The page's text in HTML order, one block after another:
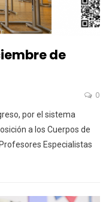
de
0
por el sistema
a los Cuerpos de
Especialistas